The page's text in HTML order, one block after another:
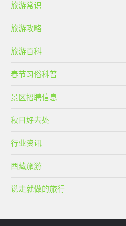
旅游常识
旅游攻略
旅游百科
春节习俗科普
景区招聘信息
秋日好去处
行业资讯
西藏旅游
说走就做的旅行